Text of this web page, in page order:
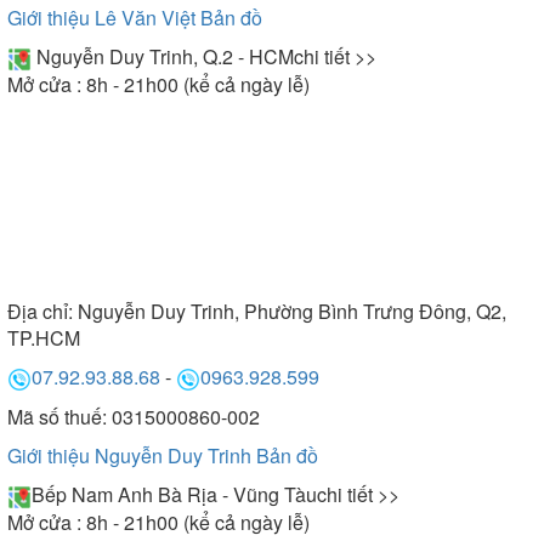
Giới thiệu Lê Văn Việt Bản đồ
Nguyễn Duy Trinh, Q.2 - HCMchi tiết >>
Mở cửa : 8h - 21h00 (kể cả ngày lễ)
Địa chỉ: Nguyễn Duy Trinh, Phường Bình Trưng Đông, Q2,
TP.HCM
07.92.93.88.68 -
0963.928.599
Mã số thuế: 0315000860-002
Giới thiệu Nguyễn Duy Trinh Bản đồ
Bếp Nam Anh Bà Rịa - Vũng Tàuchi tiết >>
Mở cửa : 8h - 21h00 (kể cả ngày lễ)